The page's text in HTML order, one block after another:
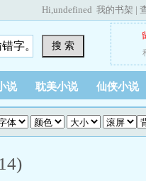
Hi,undefined 我的书架 |
搜 索
说 耽美小说 仙侠小说